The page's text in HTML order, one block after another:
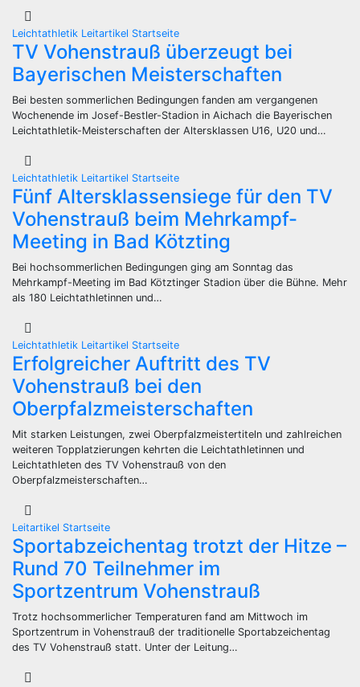
Leichtathletik Leitartikel Startseite
TV Vohenstrauß überzeugt bei
Bayerischen Meisterschaften
Bei besten sommerlichen Bedingungen fanden am vergangenen
Wochenende im Josef-Bestler-Stadion in Aichach die Bayerischen
Leichtathletik-Meisterschaften der Altersklassen U16, U20 und…
Leichtathletik Leitartikel Startseite
Fünf Altersklassensiege für den TV
Vohenstrauß beim Mehrkampf-
Meeting in Bad Kötzting
Bei hochsommerlichen Bedingungen ging am Sonntag das
Mehrkampf-Meeting im Bad Kötztinger Stadion über die Bühne. Mehr
als 180 Leichtathletinnen und…
Leichtathletik Leitartikel Startseite
Erfolgreicher Auftritt des TV
Vohenstrauß bei den
Oberpfalzmeisterschaften
Mit starken Leistungen, zwei Oberpfalzmeistertiteln und zahlreichen
weiteren Topplatzierungen kehrten die Leichtathletinnen und
Leichtathleten des TV Vohenstrauß von den
Oberpfalzmeisterschaften…
Leitartikel Startseite
Sportabzeichentag trotzt der Hitze –
Rund 70 Teilnehmer im
Sportzentrum Vohenstrauß
Trotz hochsommerlicher Temperaturen fand am Mittwoch im
Sportzentrum in Vohenstrauß der traditionelle Sportabzeichentag
des TV Vohenstrauß statt. Unter der Leitung…